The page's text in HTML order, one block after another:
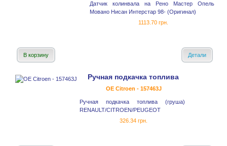
Датчик колинвала на Рено Мастер Опель
Мовано Нисан Интерстар 98- (Оригинал)
1113.70 грн.
В корзину Детали
Ручная подкачка топлива
OE Citroen - 157463J
Ручная подкачка топлива (груша)
RENAULT/CITROEN/PEUGEOT
326.34 грн.